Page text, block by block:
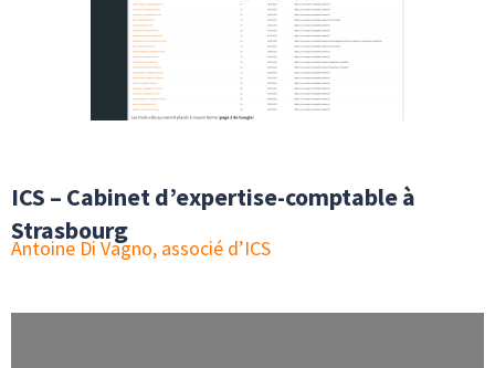
ICS – Cabinet d’expertise-comptable à
Strasbourg
Antoine Di Vagno, associé d’ICS